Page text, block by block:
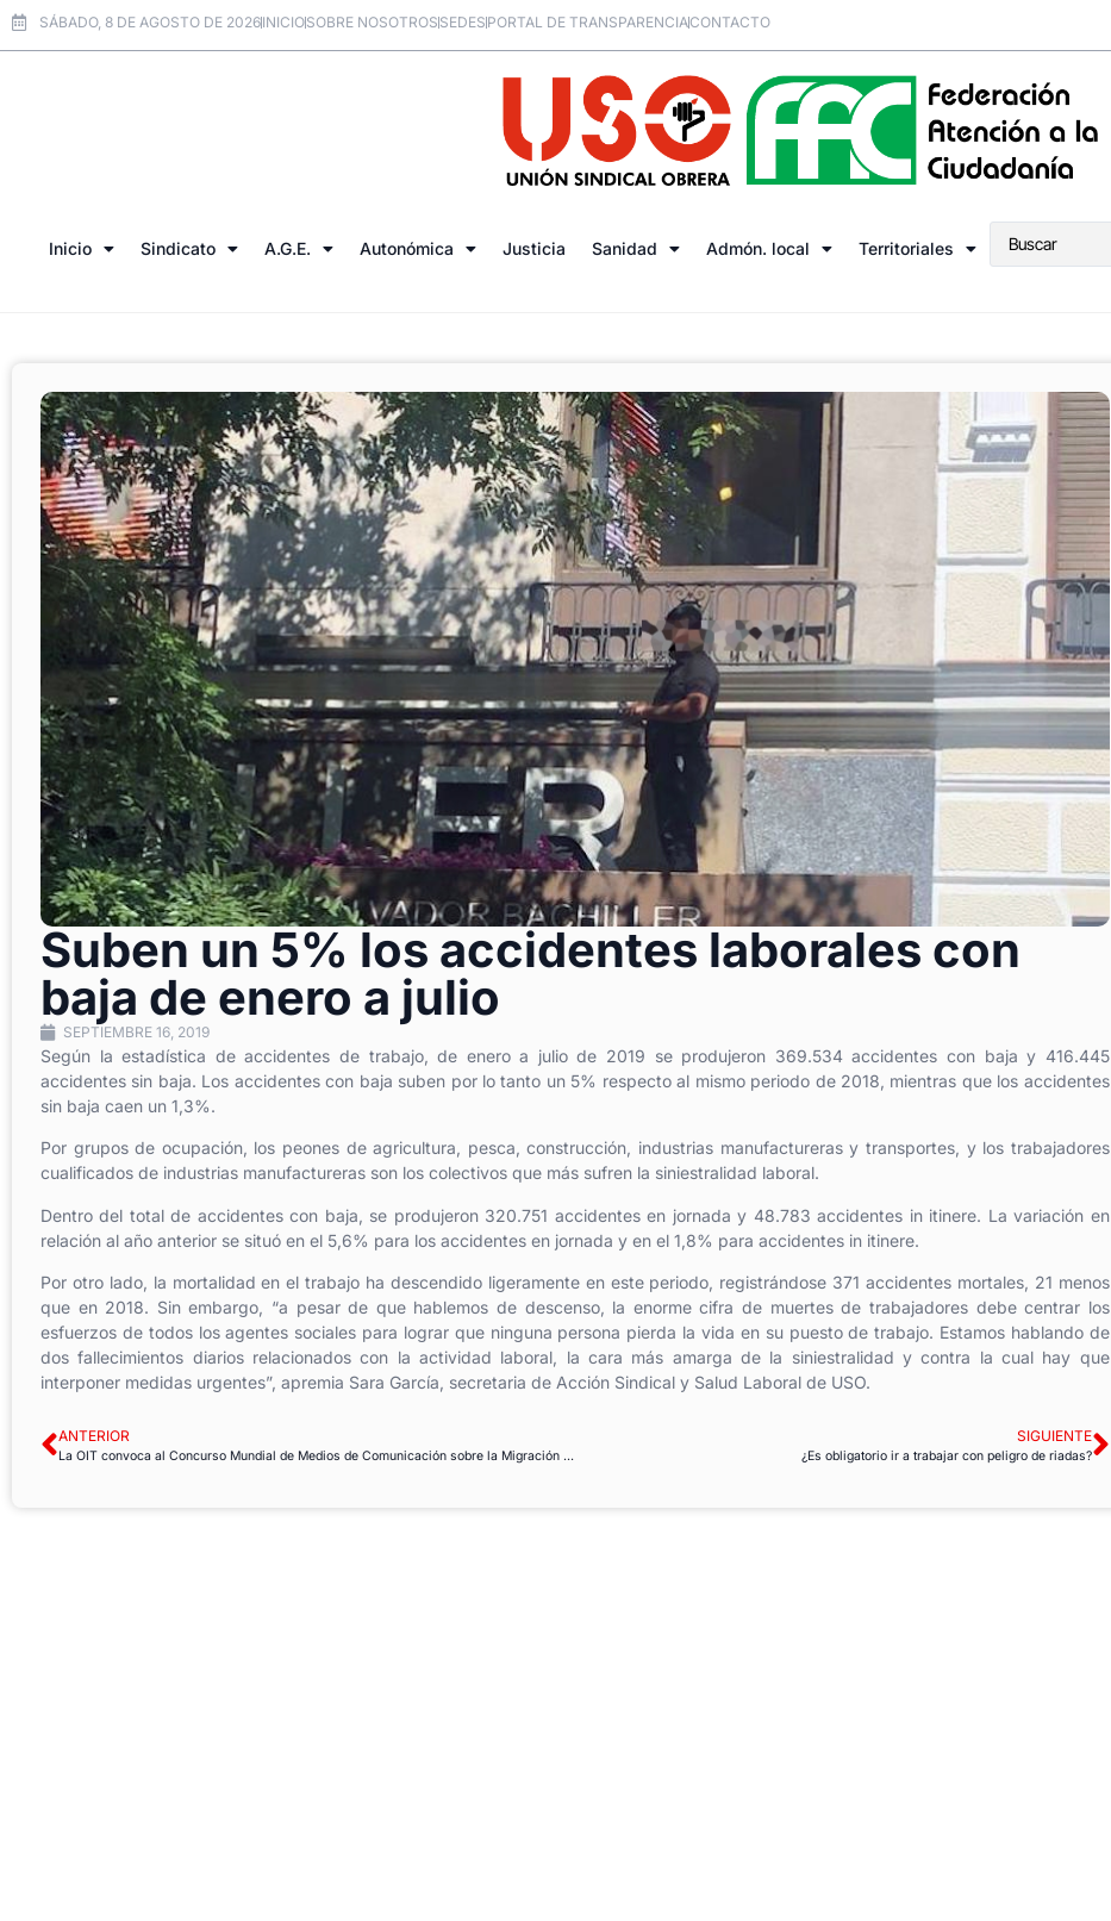
SÁBADO, 8 DE AGOSTO DE 2026INICIOSOBRE NOSOTROSSEDESPORTAL DE TRANSPARENCIACONTACTO
Inicio Sindicato A.G.E. Autonómica Justicia Sanidad Admón. local Territoriales
Suben un 5% los accidentes laborales con
baja de enero a julio
SEPTIEMBRE 16, 2019
Según la estadística de accidentes de trabajo, de enero a julio de 2019 se produjeron 369.534 accidentes con baja y 416.445
accidentes sin baja. Los accidentes con baja suben por lo tanto un 5% respecto al mismo periodo de 2018, mientras que los accidentes
sin baja caen un 1,3%.
Por grupos de ocupación, los peones de agricultura, pesca, construcción, industrias manufactureras y transportes, y los trabajadores
cualificados de industrias manufactureras son los colectivos que más sufren la siniestralidad laboral.
Dentro del total de accidentes con baja, se produjeron 320.751 accidentes en jornada y 48.783 accidentes in itinere. La variación en
relación al año anterior se situó en el 5,6% para los accidentes en jornada y en el 1,8% para accidentes in itinere.
Por otro lado, la mortalidad en el trabajo ha descendido ligeramente en este periodo, registrándose 371 accidentes mortales, 21 menos
que en 2018. Sin embargo, “a pesar de que hablemos de descenso, la enorme cifra de muertes de trabajadores debe centrar los
esfuerzos de todos los agentes sociales para lograr que ninguna persona pierda la vida en su puesto de trabajo. Estamos hablando de
dos fallecimientos diarios relacionados con la actividad laboral, la cara más amarga de la siniestralidad y contra la cual hay que
interponer medidas urgentes”, apremia Sara García, secretaria de Acción Sindical y Salud Laboral de USO.
ANTERIOR
La OIT convoca al Concurso Mundial de Medios de Comunicación sobre la Migración Laboral
SIGUIENTE
¿Es obligatorio ir a trabajar con peligro de riadas?